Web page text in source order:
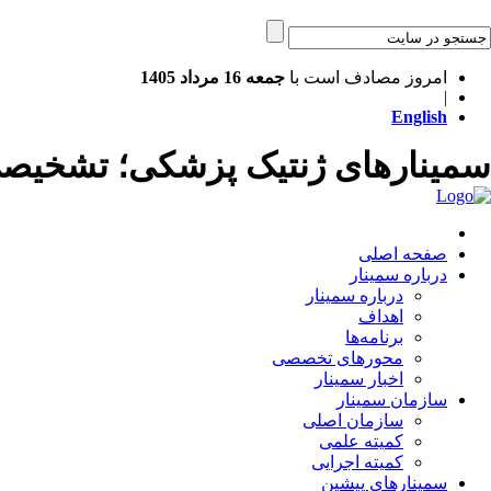
امروز مصادف است با جمعه 16 مرداد 1405
|
English
سمینارهای ژنتیک پزشکی؛
صفحه اصلی
درباره سمینار
درباره سمینار
اهداف
برنامه‌ها
محورهای تخصصی
اخبار سمینار
سازمان سمینار
سازمان اصلی
کمیته علمی
کمیته اجرایی
سمینارهای پیشین